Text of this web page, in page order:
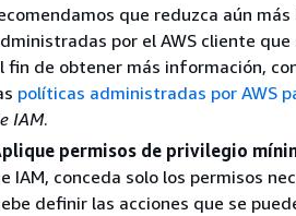
que reduzca aún
por el AWS cliente
fin de obtener más información,
políticas administradas por AWS
IAM.
permisos de privilegio
IAM, conceda solo los permisos
definir las acciones que se